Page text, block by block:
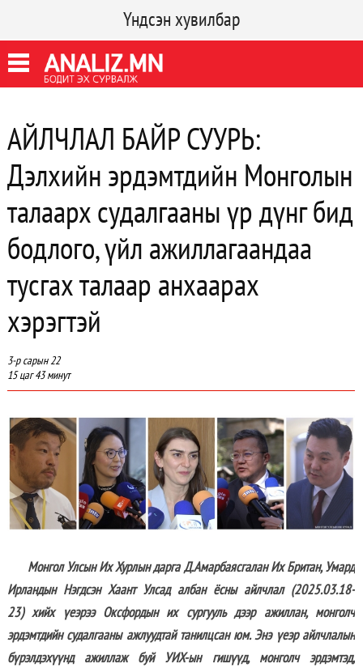
Үндсэн хувилбар
АЙЛЧЛАЛ БАЙР СУУРЬ:
Дэлхийн эрдэмтдийн Монголын
талаарх судалгааны үр дүнг бид
бодлого, үйл ажиллагаандаа
тусгах талаар анхаарах
хэрэгтэй
3-р сарын 22
15 цаг 43 минут
Монгол Улсын Их Хурлын дарга Д.Амарбаясгалан Их Британ, Умард
Ирландын Нэгдсэн Хаант Улсад албан ёсны айлчлал (2025.03.18-
23)хийх үеэрээ Оксфордын их сургууль дээр ажиллан, монголч
эрдэмтдийн судалгааны ажлуудтайтанилцсан юм. Энэ үеэр айлчлалын
бүрэлдэхүүнд ажиллаж буй УИХ-ын гишүүд, монголч эрдэмтэд,